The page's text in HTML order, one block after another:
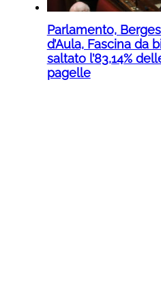
Parlamento,
d’Aula, Fascina da
saltato l’83,14%
pagelle